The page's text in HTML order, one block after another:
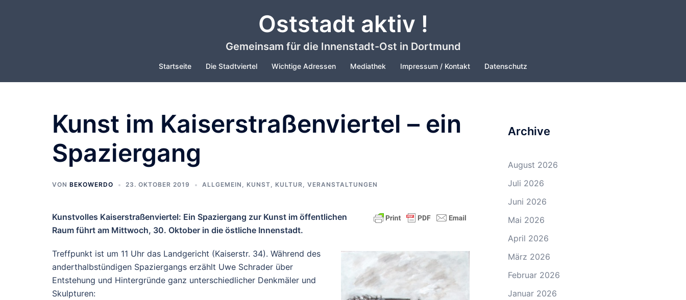
Oststadt aktiv !
Gemeinsam für die Innenstadt-Ost in Dortmund
Startseite Die Stadtviertel Wichtige Adressen Mediathek Impressum / Kontakt Datenschutz
Kunst im Kaiserstraßenviertel – ein
Spaziergang
VON BEKOWERDO 23. OKTOBER 2019 ALLGEMEIN , KUNST, KULTUR, VERANSTALTUNGEN
Kunstvolles Kaiserstraßenviertel: Ein Spaziergang zur Kunst im öffentlichen
Raum führt am Mittwoch, 30. Oktober in die östliche Innenstadt.
Treffpunkt ist um 11 Uhr das Landgericht (Kaiserstr. 34). Während des
anderthalbstündigen Spaziergangs erzählt Uwe Schrader über
Entstehung und Hintergründe ganz unterschiedlicher Denkmäler und
Skulpturen:
Archive
August 2026
Juli 2026
Juni 2026
Mai 2026
April 2026
März 2026
Februar 2026
Januar 2026